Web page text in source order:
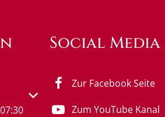
oder Schließzeiten auszublenden
Social Media
Zur Facebook Seite
Zum YouTube Kanal